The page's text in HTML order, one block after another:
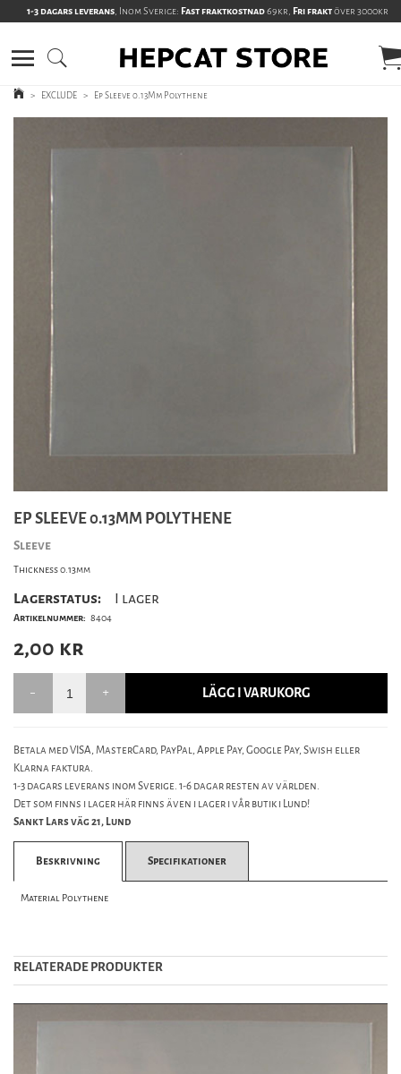
1-3 dagars leverans, Inom Sverige: Fast fraktkostnad69kr, Fri fraktöver 3000kr
> EXCLUDE > Ep Sleeve 0.13Mm Polythene
EP SLEEVE 0.13MM POLYTHENE
Sleeve
Thickness 0.13mm
Lagerstatus: I lager
Artikelnummer: 8404
2,00 kr
LÄGG I VARUKORG
Betala med VISA, MasterCard, PayPal, Apple Pay, Google Pay, Swish eller
Klarna faktura.
1-3 dagars leverans inom Sverige. 1-6 dagar resten av världen.
Det som finns i lager här finns även i lager i vår butik i Lund!
Sankt Lars väg 21, Lund
Beskrivning Specifikationer
Material Polythene
RELATERADE PRODUKTER